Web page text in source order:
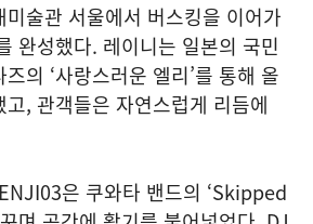
술관 서울에서 버스킹을 이어가
완성했다. 레이니는 일본의 국민
의 ‘사랑스러운 엘리’를 통해 올
, 관객들은 자연스럽게 리듬에
은 쿠와타 밴드의 ‘Skipped